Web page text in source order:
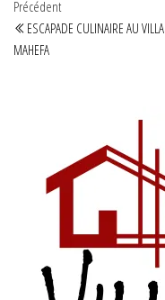
Navigation
de
Article
précédent
Précédent
ESCAPADE CULINAIRE AU VILLA
MAHEFA